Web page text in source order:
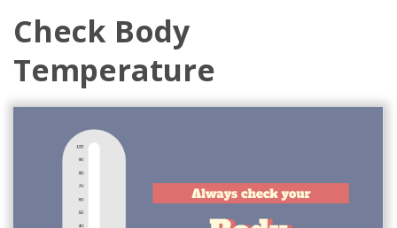
Check Body
Temperature